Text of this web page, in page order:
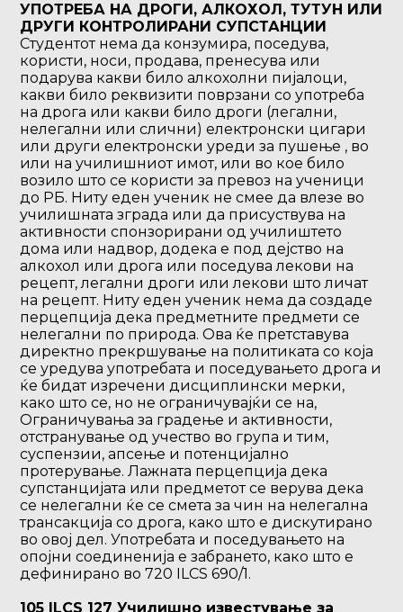
УПОТРЕБА НА ДРОГИ, АЛКОХОЛ, ТУТУН ИЛИ
ДРУГИ КОНТРОЛИРАНИ СУПСТАНЦИИ
Студентот нема да конзумира, поседува,
користи, носи, продава, пренесува или
подарува какви било алкохолни пијалоци,
какви било реквизити поврзани со употреба
на дрога или какви било дроги (легални,
нелегални или слични) електронски цигари
или други електронски уреди за пушење , во
или на училишниот имот, или во кое било
возило што се користи за превоз на ученици
до РБ. Ниту еден ученик не смее да влезе во
училишната зграда или да присуствува на
активности спонзорирани од училиштето
дома или надвор, додека е под дејство на
алкохол или дрога или поседува лекови на
рецепт, легални дроги или лекови што личат
на рецепт. Ниту еден ученик нема да создаде
перцепција дека предметните предмети се
нелегални по природа. Ова ќе претставува
директно прекршување на политиката со која
се уредува употребата и поседувањето дрога и
ќе бидат изречени дисциплински мерки,
како што се, но не ограничувајќи се на,
Ограничувања за градење и активности,
отстранување од учество во група и тим,
суспензии, апсење и потенцијално
протерување. Лажната перцепција дека
супстанцијата или предметот се верува дека
се нелегални ќе се смета за чин на нелегална
трансакција со дрога, како што е дискутирано
во овој дел. Употребата и поседувањето на
опојни соединенија е забрането, како што е
дефинирано во 720 ILCS 690/1.
105 ILCS 127 Училишно известување за